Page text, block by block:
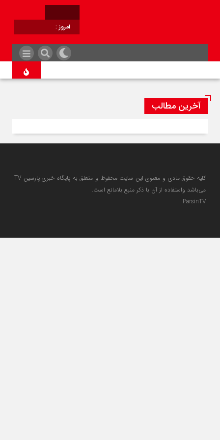
امروز :
آخرین مطالب
کلیه حقوق مادی و معنوی این سایت محفوظ و متعلق به پایگاه خبری پارسین TV
می‌باشد واستفاده از آن با ذکر منبع بلامانع است.
ParsinTV